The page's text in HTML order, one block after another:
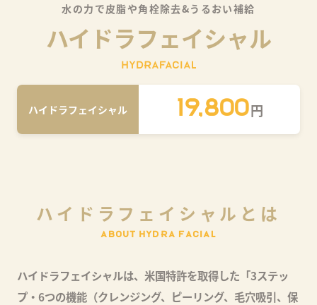
水の力で皮脂や角栓除去&うるおい補給
ハイドラフェイシャル
HYDRAFACIAL
ハイドラフェイシャル 19,800円
ハ イ ド ラ フ ェ イ シ ャ ル と は
A BOUT HY D R A F A C A
ハイドラフェイシャルは、米国特許を取得した「3ステッ
プ・6つの機能（クレンジング、ピーリング、毛穴吸引、保